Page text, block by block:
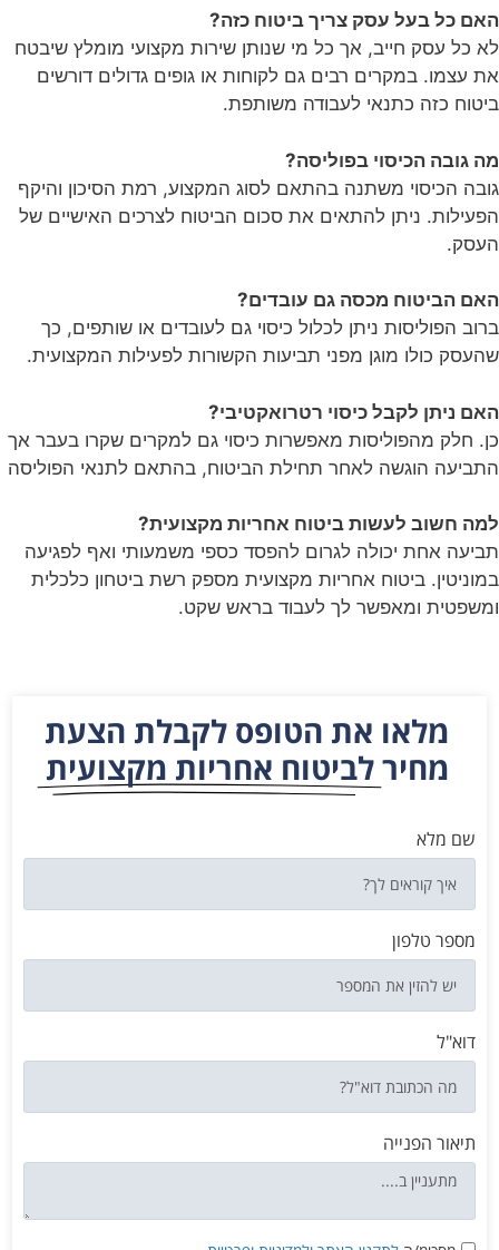
האם כל בעל עסק צריך ביטוח כזה?
לא כל עסק חייב, אך כל מי שנותן שירות מקצועי מומלץ שיבטח
את עצמו. במקרים רבים גם לקוחות או גופים גדולים דורשים
ביטוח כזה כתנאי לעבודה משותפת.
מה גובה הכיסוי בפוליסה?
גובה הכיסוי משתנה בהתאם לסוג המקצוע, רמת הסיכון והיקף
הפעילות. ניתן להתאים את סכום הביטוח לצרכים האישיים של
העסק.
האם הביטוח מכסה גם עובדים?
ברוב הפוליסות ניתן לכלול כיסוי גם לעובדים או שותפים, כך
שהעסק כולו מוגן מפני תביעות הקשורות לפעילות המקצועית.
האם ניתן לקבל כיסוי רטרואקטיבי?
כן. חלק מהפוליסות מאפשרות כיסוי גם למקרים שקרו בעבר אך
התביעה הוגשה לאחר תחילת הביטוח, בהתאם לתנאי הפוליסה
למה חשוב לעשות ביטוח אחריות מקצועית?
תביעה אחת יכולה לגרום להפסד כספי משמעותי ואף לפגיעה
במוניטין. ביטוח אחריות מקצועית מספק רשת ביטחון כלכלית
ומשפטית ומאפשר לך לעבוד בראש שקט.
מלאו את הטופס לקבלת הצעת
מחירלביטוח אחריות מקצועית
שם מלא
מספר טלפון
דוא"ל
תיאור הפנייה